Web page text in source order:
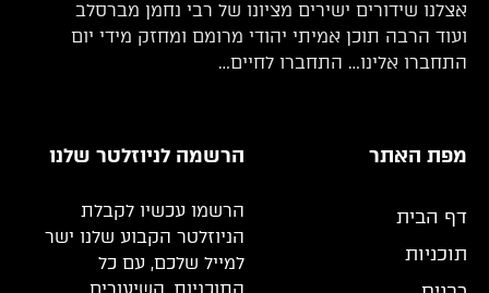
אצלנו שידורים ישירים מציונו של רבי נחמן מברסלב
ועוד הרבה תוכן אמיתי יהודי מרומם ומחזק מידי יום
התחברו אלינו… התחברו לחיים…
מפת האתר
דף הבית
תוכניות
הרשמה לניוזלטר שלנו
הרשמו עכשיו לקבלת
הניוזלטר הקבוע שלנו ישר
למייל שלכם, עם כל